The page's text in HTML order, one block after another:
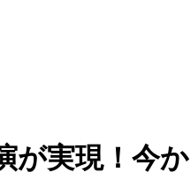
が実現！今